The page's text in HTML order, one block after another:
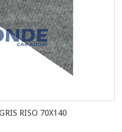
RISO 70X140